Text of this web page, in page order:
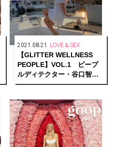
2021.08.21 LOVE＆SEX
【GLITTER WELLNESS
PEOPLE】VOL.1 ビープ
ルディテクター・谷口智美
さん「セルフケアツール
リセット」